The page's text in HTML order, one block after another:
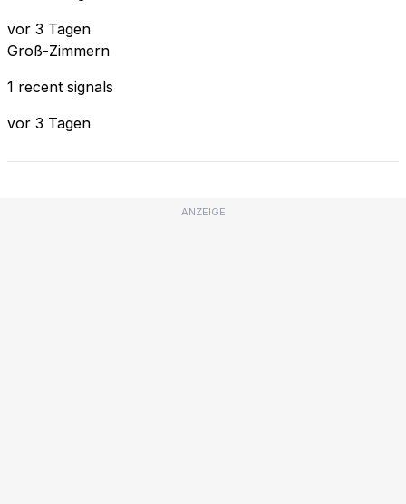
vor 3 Tagen
Groß-Zimmern
1 recent signals
vor 3 Tagen
ANZEIGE